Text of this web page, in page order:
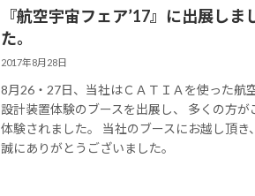
『航空宇宙フェア’17』に出展しま
た。
2017年8月28日
8月26・27日、当社はＣＡＴＩＡを使った航
設計装置体験のブースを出展し、 多くの方が
体験されました。 当社のブースにお越し頂き、
誠にありがとうございました。